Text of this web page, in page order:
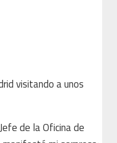
visitando a unos
de la Oficina de